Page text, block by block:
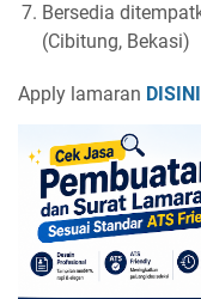
Bersedia
(Cibitung, Bekasi)
Apply lamaran DISINI